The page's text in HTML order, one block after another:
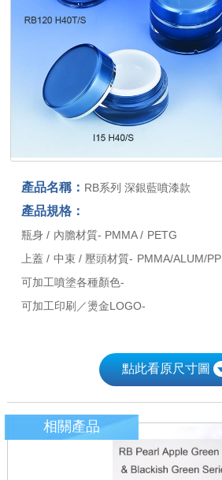
產品名稱： RB系列 深銀藍噴漆款
產品規格：
瓶身 / 內膽材質- PMMA / PETG
上蓋 / 中束 / 壓頭材質- PMMA/ALUM/PP
可加工噴塗各種顏色-
可加工印刷／燙金LOGO-
點此看原尺寸圖
相關產品